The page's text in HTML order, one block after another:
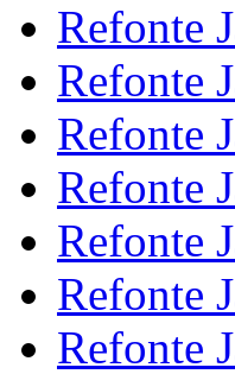
Refonte
Refonte
Refonte
Refonte
Refonte
Refonte
Refonte